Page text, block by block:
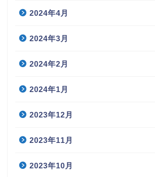
2024年4月
2024年3月
2024年2月
2024年1月
2023年12月
2023年11月
2023年10月